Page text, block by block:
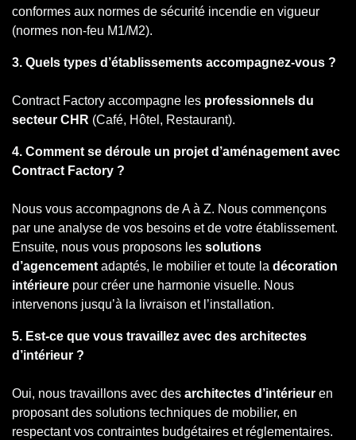
conformes aux normes de sécurité incendie en vigueur
(normes non-feu M1/M2).
3. Quels types d’établissements accompagnez-vous ?
Contract Factory accompagne les professionnels du
secteur CHR (Café, Hôtel, Restaurant).
4. Comment se déroule un projet d’aménagement avec
Contract Factory ?
Nous vous accompagnons de A à Z. Nous commençons
par une analyse de vos besoins et de votre établissement.
Ensuite, nous vous proposons les solutions
d’agencement adaptés, le mobilier et toute la décoration
intérieure pour créer une harmonie visuelle. Nous
intervenons jusqu’à la livraison et l’installation.
5. Est-ce que vous travaillez avec des architectes
d’intérieur ?
Oui, nous travaillons avec des architectes d’intérieur en
proposant des solutions techniques de mobilier, en
respectant vos contraintes budgétaires et réglementaires.